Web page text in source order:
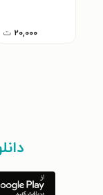
۲۰,۰۰۰ ت